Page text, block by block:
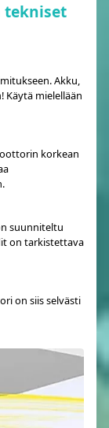
tekniset
Akku,
Käytä mielellään
korkean
suunniteltu
on tarkistettava
on siis selvästi